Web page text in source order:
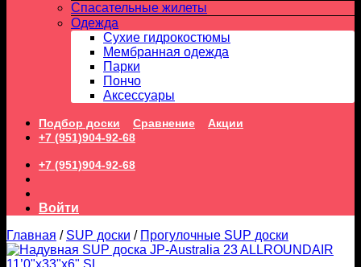
Спасательные жилеты
Одежда
Сухие гидрокостюмы
Мембранная одежда
Парки
Пончо
Аксессуары
Подбор доски Сравнение
Акции
+7 (951)904-92-68
+7 (951)904-92-68
Войти
Главная / SUP доски / Прогулочные SUP доски